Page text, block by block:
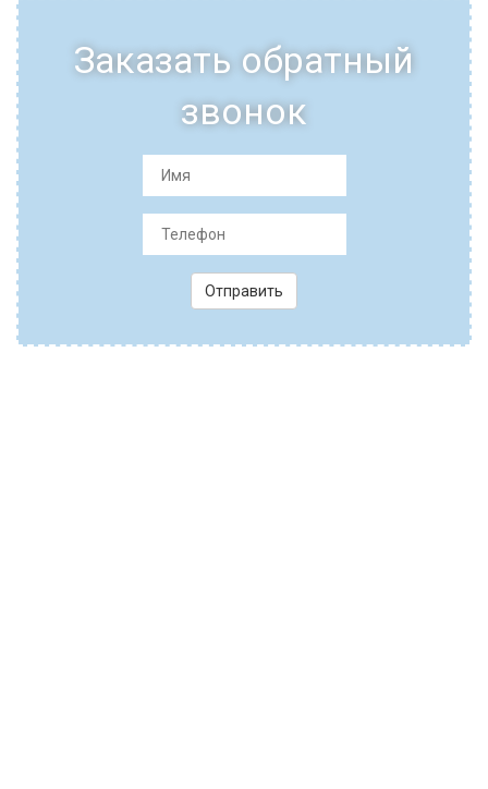
Заказать обратный
звонок
Отправить